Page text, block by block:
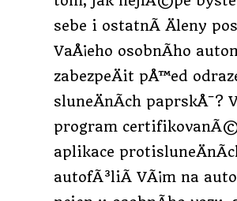
sebe i ostatnÃ­ Äleny
VaÅ¡eho osobnÃ­ho
zabezpeÄit pÅ™ed
sluneÄnÃ­ch paprskÅ¯?
program
aplikace
autofÃ³liÃ­ VÃ¡m na